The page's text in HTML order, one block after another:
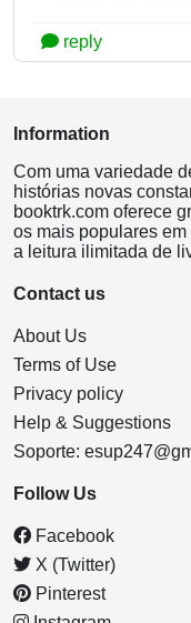
reply
Information
Com uma variedade
histórias novas
booktrk.com oferece
os mais populares
a leitura ilimitada de
Contact us
About Us
Terms of Use
Privacy policy
Help & Suggestions
Soporte:
Follow Us
Facebook
X (Twitter)
Pinterest